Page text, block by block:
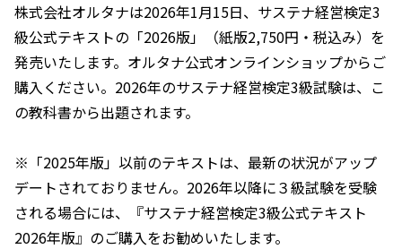
株式会社オルタナは2026年1月15日、サステナ経営検定3
級公式テキストの「2026版」（紙版2,750円・税込み）を
発売いたします。オルタナ公式オンラインショップからご
購入ください。2026年のサステナ経営検定3級試験は、こ
の教科書から出題されます。
※「2025年版」以前のテキストは、最新の状況がアップ
デートされておりません。2026年以降に３級試験を受験
される場合には、『サステナ経営検定3級公式テキスト
2026年版』のご購入をお勧めいたします。